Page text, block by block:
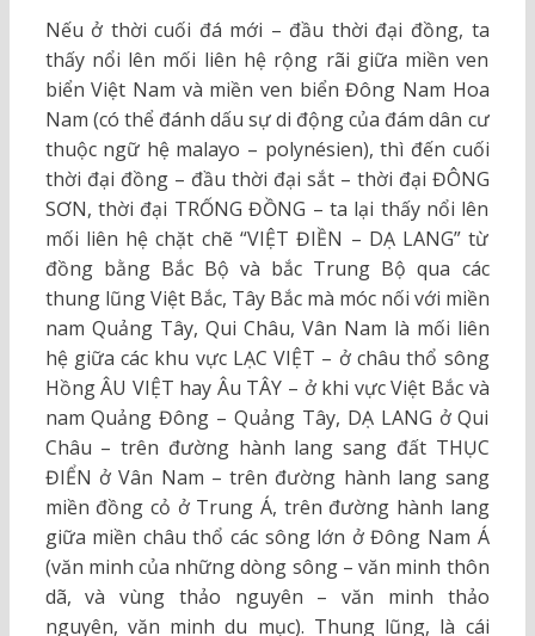
Nếu ở thời cuối đá mới – đầu thời đại đồng, ta
thấy nổi lên mối liên hệ rộng rãi giữa miền ven
biển Việt Nam và miền ven biển Đông Nam Hoa
Nam (có thể đánh dấu sự di động của đám dân cư
thuộc ngữ hệ malayo – polynésien), thì đến cuối
thời đại đồng – đầu thời đại sắt – thời đại ĐÔNG
SƠN, thời đại TRỐNG ĐỒNG – ta lại thấy nổi lên
mối liên hệ chặt chẽ “VIỆT ĐIỀN – DẠ LANG” từ
đồng bằng Bắc Bộ và bắc Trung Bộ qua các
thung lũng Việt Bắc, Tây Bắc mà móc nối với miền
nam Quảng Tây, Qui Châu, Vân Nam là mối liên
hệ giữa các khu vực LẠC VIỆT – ở châu thổ sông
Hồng ÂU VIỆT hay Âu TÂY – ở khi vực Việt Bắc và
nam Quảng Đông – Quảng Tây, DẠ LANG ở Qui
Châu – trên đường hành lang sang đất THỤC
ĐIỂN ở Vân Nam – trên đường hành lang sang
miền đồng cỏ ở Trung Á, trên đường hành lang
giữa miền châu thổ các sông lớn ở Đông Nam Á
(văn minh của những dòng sông – văn minh thôn
dã, và vùng thảo nguyên – văn minh thảo
nguyên, văn minh du mục). Thung lũng, là cái